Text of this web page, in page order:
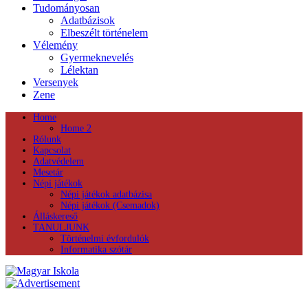
Tudományosan
Adatbázisok
Elbeszélt történelem
Vélemény
Gyermeknevelés
Lélektan
Versenyek
Zene
Home
Home 2
Rólunk
Kapcsolat
Adatvédelem
Mesetár
Népi játékok
Népi játékok adatbázisa
Népi játékok (Csemadok)
Álláskereső
TANULJUNK
Történelmi évfordulók
Informatika szótár